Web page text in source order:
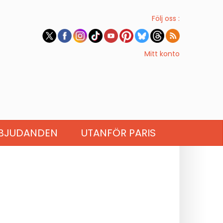
Följ oss :
Mitt konto
UTANFÖR PARIS